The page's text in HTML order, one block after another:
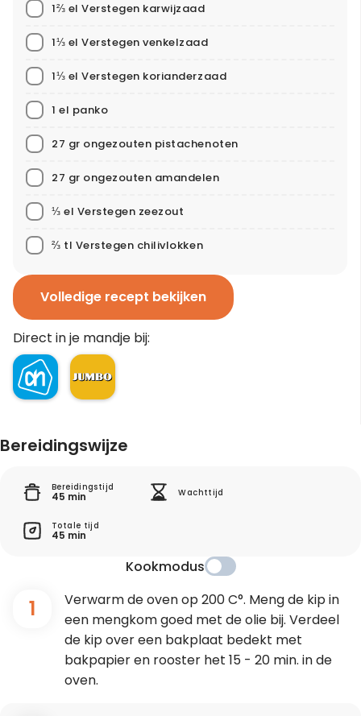
1⅔ el Verstegen karwijzaad
1⅓ el Verstegen venkelzaad
1⅓ el Verstegen korianderzaad
1 el panko
27 gr ongezouten pistachenoten
27 gr ongezouten amandelen
⅓ el Verstegen zeezout
⅔ tl Verstegen chilivlokken
Volledige recept bekijken
Direct in je mandje bij:
Bereidingswijze
Bereidingstijd
45 min Wachttijd
Totale tijd
45 min
Kookmodus
1
Verwarm de oven op 200 C°. Meng de kip in
een mengkom goed met de olie bij. Verdeel
de kip over een bakplaat bedekt met
bakpapier en rooster het 15 - 20 min. in de
oven.